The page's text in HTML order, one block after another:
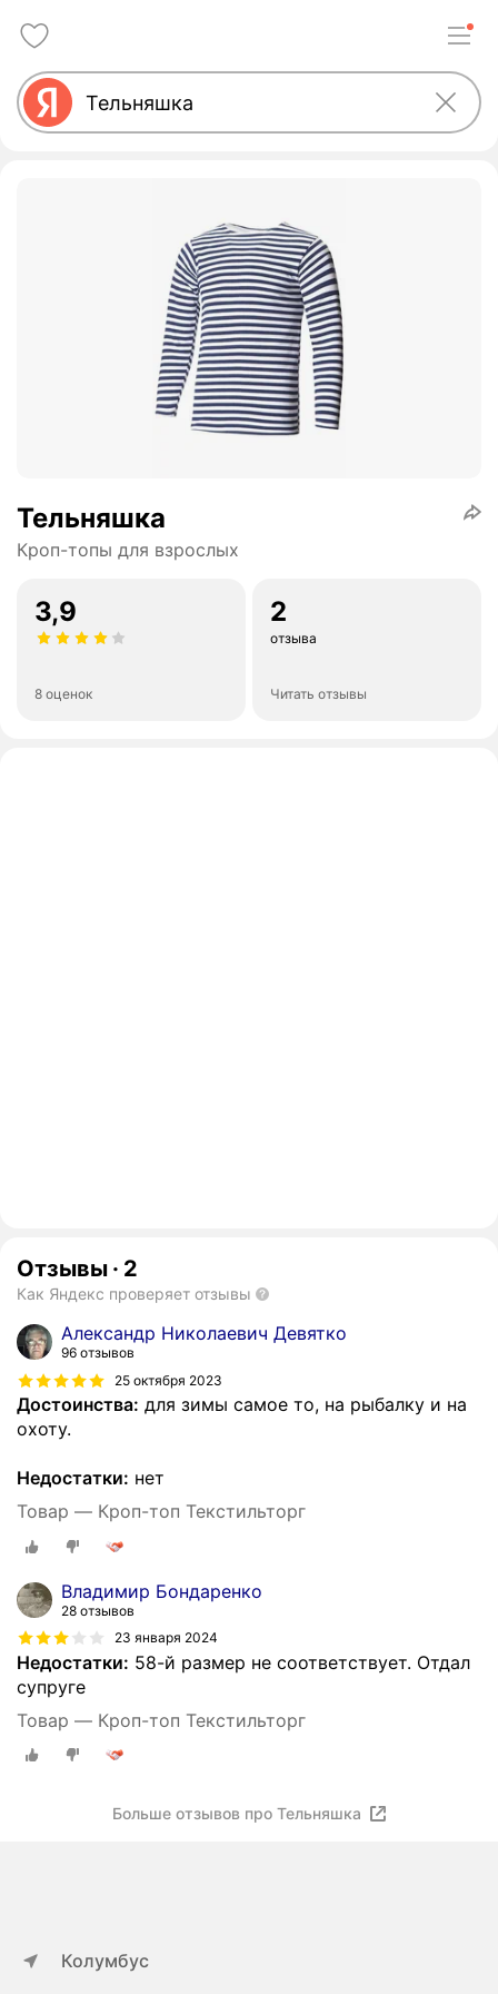
Тельняшка
Кроп-топы для взрослых
3,9
8 оценок
2
отзыва
Читать отзывы
Отзывы · 2
Как Яндекс проверяет отзывы
Александр Николаевич Девятко
96 отзывов
25 октября 2023
Достоинства: для зимы самое то, на рыбалку и на
охоту.
Недостатки: нет
Товар — Кроп-топ Текстильторг
Владимир Бондаренко
28 отзывов
23 января 2024
Недостатки: 58-й размер не соответствует. Отдал
супруге
Товар — Кроп-топ Текстильторг
Больше отзывов про Тельняшка
Колумбус